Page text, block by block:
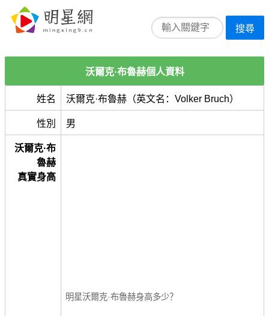
搜尋
沃爾克·布魯赫個人資料
姓名 沃爾克·布魯赫（英文名：Volker Bruch）
性別 男
沃爾克·布
魯赫
真實身高
明星沃爾克·布魯赫身高多少？